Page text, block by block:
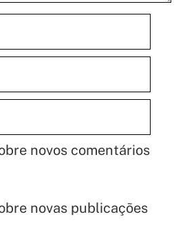
novos comentários
novas publicações